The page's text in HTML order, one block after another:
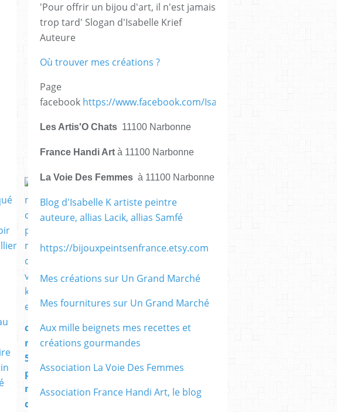
cordon tour de cou,coton ciré
noir,45 cm,avec chaine extension
5 cm,fermoir mousqueton,collier
pendentif,fourniture bricolage
mercerie,diy bijou accessoire
décoration,scrapbooking,gothique
'Pour offrir un bijou d'art, il n'est jamais
trop tard' Slogan d'Isabelle Krief
Auteure
Où trouver mes créations ?
Page
facebook https://www.facebook.com/IsabelleKrief.ArtistePeintre/
Les Artis'O Chats 11100 Narbonne
France Handi Art à 11100 Narbonne
La Voie Des Femmes à 11100 Narbonne
Blog d'Isabelle K artiste peintre
auteure, allias Lacik, allias Samfé
https://bijouxpeintsenfrance.etsy.com
Mes créations sur Un Grand Marché
Mes fournitures sur Un Grand Marché
Aux mille beignets mes recettes et
créations gourmandes
Association La Voie Des Femmes
Association France Handi Art, le blog